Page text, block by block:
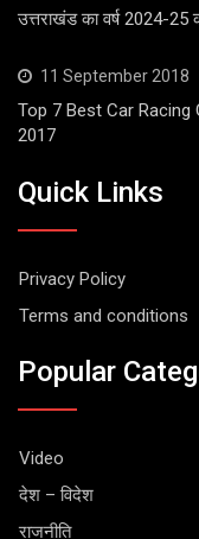
उत्तराखंड का वर्ष 2024-
11 September 2018
Top 7 Best Car Racing
2017
Quick Links
Privacy Policy
Terms and conditions
Popular
Video
देश – विदेश
राजनीति